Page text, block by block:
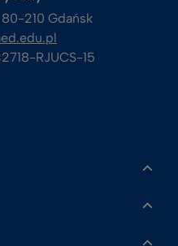
210 Gdańsk
RJUCS-15